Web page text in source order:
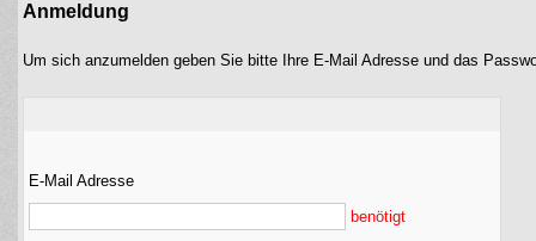
Anmeldung
Um sich anzumelden geben Sie bitte Ihre E-Mail Adresse und das
E-Mail Adresse
benötigt